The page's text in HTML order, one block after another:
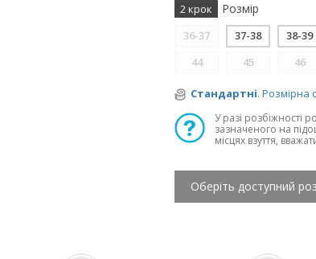
2 крок Розмір
36-37 37-38 38-39
44
45 46
Стандартні. Розмірна
У разі розбіжності
зазначеного на
місцях взуття,
Оберіть доступний